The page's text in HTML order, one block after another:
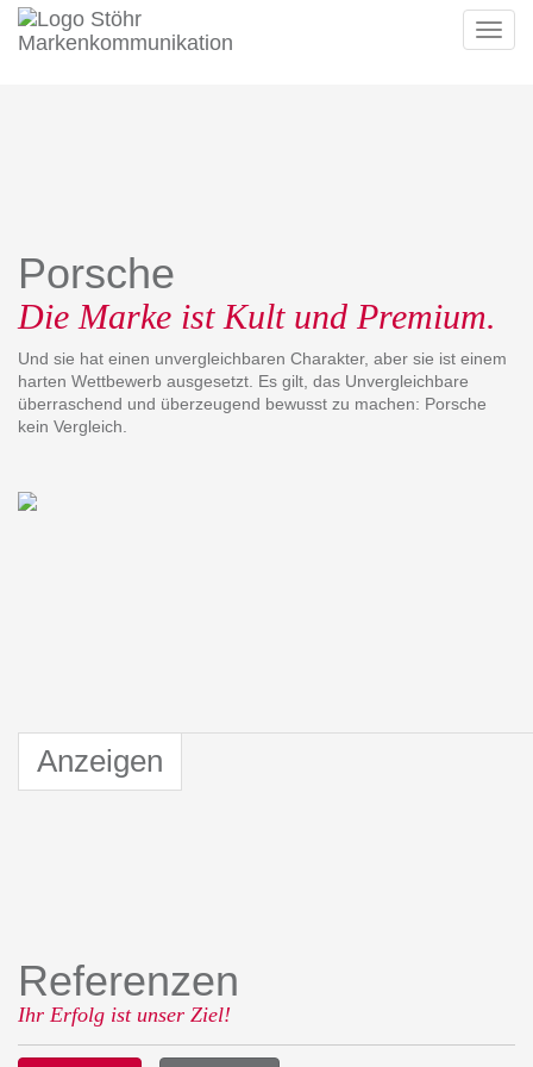
Porsche
Die Marke ist Kult und Premium.
Und sie hat einen unvergleichbaren Charakter, aber sie ist einem
harten Wettbewerb ausgesetzt. Es gilt, das Unvergleichbare
überraschend und überzeugend bewusst zu machen: Porsche
kein Vergleich.
Anzeigen
Referenzen
Ihr Erfolg ist unser Ziel!